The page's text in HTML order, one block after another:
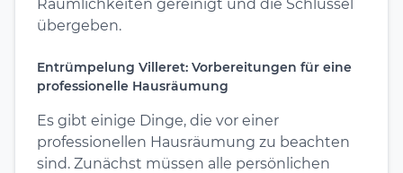
Räumlichkeiten gereinigt und die Schlüssel
übergeben.
Entrümpelung Villeret: Vorbereitungen für eine
professionelle Hausräumung
Es gibt einige Dinge, die vor einer
professionellen Hausräumung zu beachten
sind. Zunächst müssen alle persönlichen